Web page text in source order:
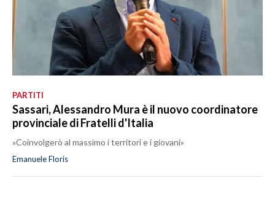
PARTITI
Sassari, Alessandro Mura è il nuovo coordinatore
provinciale di Fratelli d'Italia
»Coinvolgerò al massimo i territori e i giovani»
Emanuele Floris